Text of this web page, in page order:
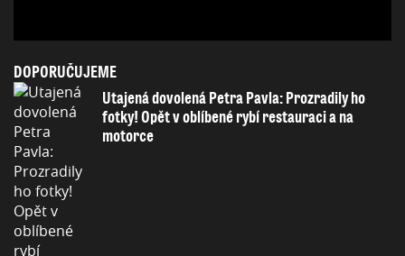
DOPORUČUJEME
Utajená dovolená Petra Pavla: Prozradily ho
fotky! Opět v oblíbené rybí restauraci a na
motorce